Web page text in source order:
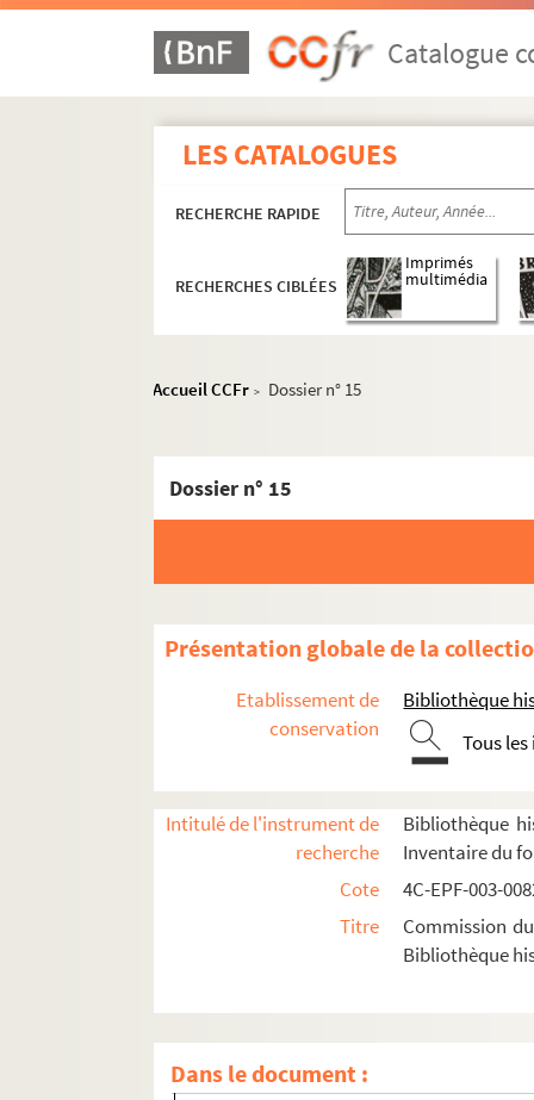
Catalogue
LES CATALOGUES
RECHERCHE RAPIDE
RECHERCHES CIBLÉES
Imprimés
multimédia
Accueil CCFr > Dossier n° 15
Dossier n° 15
Présentation globale de la
Etablissement de
conservation
Bibliothèque
Tous
Intitulé de l'instrument de
recherche
Bibliothèque
Inventaire du
Cote
4C-EPF-003-
Titre
Commission
Bibliothèque
Dans le document :
1er arrondissement
5e arrondissement
6e arrondissement
Dossier n° 3
Dossier n° 4
Dossier n° 5
Dossier n° 6
Dossier n° 7
Dossier n° 11
Dossier n° 12
Dossier n° 12 bis